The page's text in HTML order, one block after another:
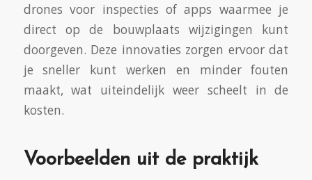
drones voor inspecties of apps waarmee je
direct op de bouwplaats wijzigingen kunt
doorgeven. Deze innovaties zorgen ervoor dat
je sneller kunt werken en minder fouten
maakt, wat uiteindelijk weer scheelt in de
kosten.
Voorbeelden uit de praktijk